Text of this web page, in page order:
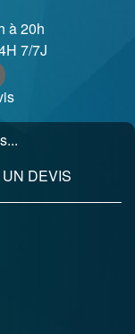
à 20h
7/7J
DEVIS